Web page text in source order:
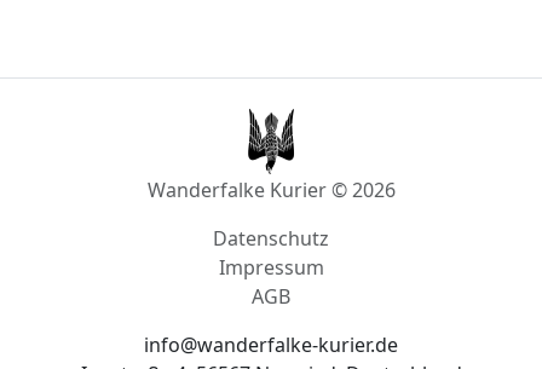
Westerburg
Wanderfalke Kurier © 2026
Impressum